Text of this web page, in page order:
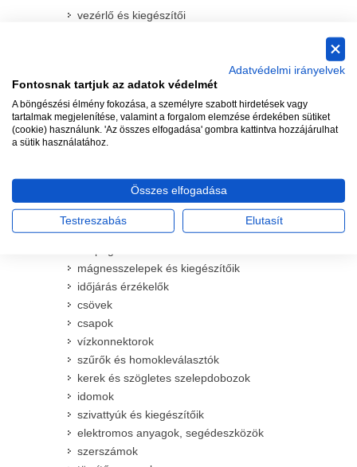
vezérlő és kiegészítői
preciziós fúvókák spray fejekhez
rotátoros fúvókák spray fejekhez
hagyományos MPR fúvókák spray
fejekhez
fejekhez
bokoröntöző fúvókák spray fejekhez
kiegészítők spray szórófejekhez
rotoros szórófejek és kiegészítőik
mágnesszelepek és kiegészítőik
időjárás érzékelők
csövek
csapok
vízkonnektorok
szűrők és homokleválasztók
kerek és szögletes szelepdobozok
idomok
szivattyúk és kiegészítőik
elektromos anyagok, segédeszközök
szerszámok
Adatvédelmi irányelvek
Fontosnak tartjuk az adatok védelmét
A böngészési élmény fokozása, a személyre szabott hirdetések vagy
tartalmak megjelenítése, valamint a forgalom elemzése érdekében sütiket
(cookie) használunk. 'Az összes elfogadása' gombra kattintva hozzájárulhat
a sütik használatához.
Összes elfogadása
Testreszabás Elutasít